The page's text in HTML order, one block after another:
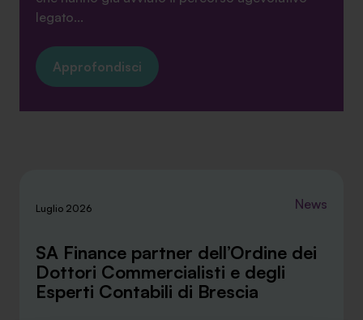
legato...
Approfondisci
Luglio 2026 News
SA Finance partner dell’Ordine dei
Dottori Commercialisti e degli
Esperti Contabili di Brescia